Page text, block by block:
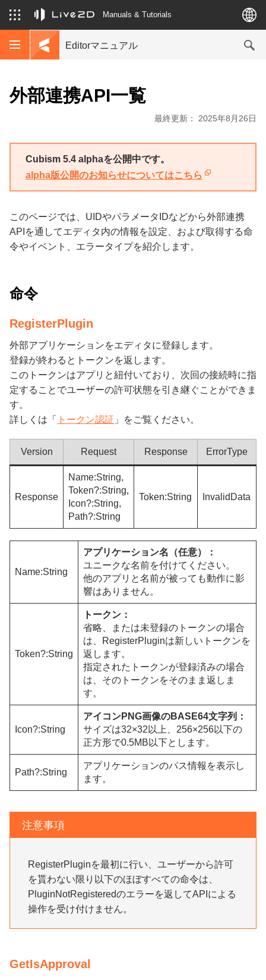
Manuals & Tutorials
Editorマニュアル
外部連携API一覧
最終更新： 2025年8月26日
Cubism 5.4 alphaを公開中です。
alpha版公開のお知らせについてはこちら
このページでは、UIDやパラメータIDなどから外部連携
APIを通してエディタ内の情報を設定、および取得する命
令やイベント、エラータイプを紹介します。
命令
RegisterPlugin
外部アプリケーションをエディタに登録します。
登録が終わるとトークンを返します。
このトークンはアプリと紐付いており、次回の接続時に指
定することでユーザーの許可状態を引き継ぐことができま
す。
詳しくは「
トークン認証 」をご覧ください。
Version Request Response ErrorType
Response
Name:String,
Token?:String,
Icon?:String,
Path?:String
Token:String InvalidData
Name:String
アプリケーション名（任意）：
ユニークな名前を付けてください。
他のアプリと名前が被っても動作に影
響はありません。
Token?:String
トークン：
省略、または未登録のトークンの場合
は、RegisterPluginは新しいトークンを
返します。
指定されたトークンが登録済みの場合
は、そのトークンをそのまま返しま
す。
Icon?:String
アイコンPNG画像のBASE64文字列：
サイズは32×32以上、256×256以下の
正方形で0.5MB以下とします。
Path?:String
アプリケーションのパス情報を表示し
ます。
注意事項
RegisterPluginを最初に行い、ユーザーから許可
を貰わない限り以下のほぼすべての命令は、
PluginNotRegisteredのエラーを返してAPIによる
操作を受け付けません。
GetIsApproval